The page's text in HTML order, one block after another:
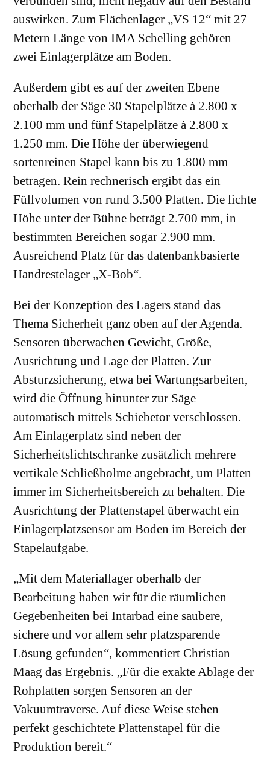
auswirken. Zum Flächenlager „VS 12“ mit 27
Metern Länge von IMA Schelling gehören
zwei Einlagerplätze am Boden.
Außerdem gibt es auf der zweiten Ebene
oberhalb der Säge 30 Stapelplätze à 2.800 x
2.100 mm und fünf Stapelplätze à 2.800 x
1.250 mm. Die Höhe der überwiegend
sortenreinen Stapel kann bis zu 1.800 mm
betragen. Rein rechnerisch ergibt das ein
Füllvolumen von rund 3.500 Platten. Die lichte
Höhe unter der Bühne beträgt 2.700 mm, in
bestimmten Bereichen sogar 2.900 mm.
Ausreichend Platz für das datenbankbasierte
Handrestelager „X-Bob“.
Bei der Konzeption des Lagers stand das
Thema Sicherheit ganz oben auf der Agenda.
Sensoren überwachen Gewicht, Größe,
Ausrichtung und Lage der Platten. Zur
Absturzsicherung, etwa bei Wartungsarbeiten,
wird die Öffnung hinunter zur Säge
automatisch mittels Schiebetor verschlossen.
Am Einlagerplatz sind neben der
Sicherheitslichtschranke zusätzlich mehrere
vertikale Schließholme angebracht, um Platten
immer im Sicherheitsbereich zu behalten. Die
Ausrichtung der Plattenstapel überwacht ein
Einlagerplatzsensor am Boden im Bereich der
Stapelaufgabe.
„Mit dem Materiallager oberhalb der
Bearbeitung haben wir für die räumlichen
Gegebenheiten bei Intarbad eine saubere,
sichere und vor allem sehr platzsparende
Lösung gefunden“, kommentiert Christian
Maag das Ergebnis. „Für die exakte Ablage der
Rohplatten sorgen Sensoren an der
Vakuumtraverse. Auf diese Weise stehen
perfekt geschichtete Plattenstapel für die
Produktion bereit.“